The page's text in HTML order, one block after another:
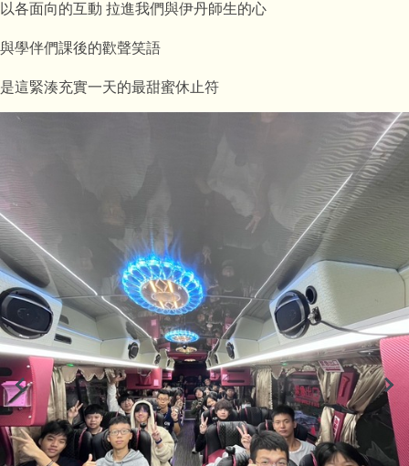
以各面向的互動 拉進我們與伊丹師生的心
與學伴們課後的歡聲笑語
是這緊湊充實一天的最甜蜜休止符